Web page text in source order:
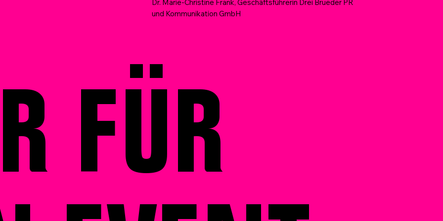
FÜR
Dr. Marie-Christine Frank, Geschäftsführerin Drei Brueder PR
und Kommunikation GmbH